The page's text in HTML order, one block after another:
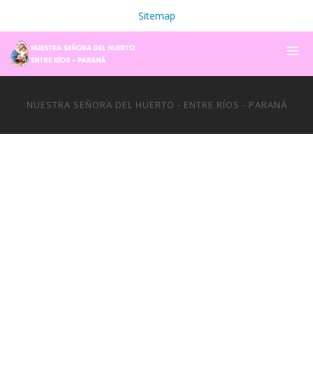
Sitemap
NUESTRA SEÑORA DEL HUERTO - ENTRE RÍOS - PARANÁ